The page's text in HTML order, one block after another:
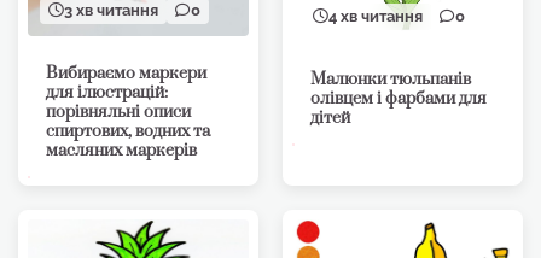
3 хв читання 0
Вибираємо маркери
для ілюстрацій:
порівняльні описи
спиртових, водних та
масляних маркерів
4 хв читання 0
Малюнки тюльпанів
олівцем і фарбами для
дітей